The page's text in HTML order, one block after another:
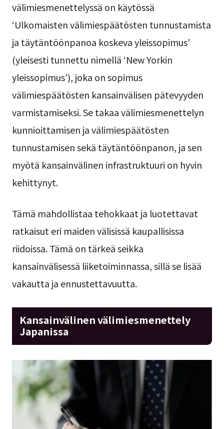
välimiesmenettelyssä on käytössä
‘Ulkomaisten välimiespäätösten tunnustamista
ja täytäntöönpanoa koskeva yleissopimus’
(yleisesti tunnettu nimellä ‘New Yorkin
yleissopimus’), joka on sopimus
välimiespäätösten kansainvälisen pätevyyden
varmistamiseksi. Se takaa välimiesmenettelyn
kunnioittamisen ja välimiespäätösten
tunnustamisen sekä täytäntöönpanon, ja sen
myötä kansainvälinen infrastruktuuri on hyvin
kehittynyt.
Tämä mahdollistaa tehokkaat ja luotettavat
ratkaisut eri maiden välisissä kaupallisissa
riidoissa. Tämä on tärkeä seikka
kansainvälisessä liiketoiminnassa, sillä se lisää
vakautta ja ennustettavuutta.
Kansainvälinen välimiesmenettely
Japanissa